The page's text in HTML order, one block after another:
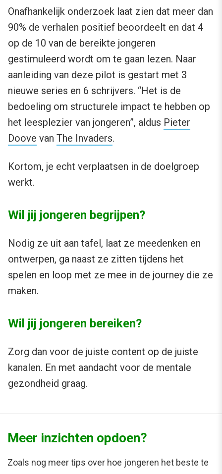
Onafhankelijk onderzoek laat zien dat meer dan
90% de verhalen positief beoordeelt en dat 4
op de 10 van de bereikte jongeren
gestimuleerd wordt om te gaan lezen. Naar
aanleiding van deze pilot is gestart met 3
nieuwe series en 6 schrijvers. “Het is de
bedoeling om structurele impact te hebben op
het leesplezier van jongeren”, aldus Pieter
Doove van The Invaders.
Kortom, je echt verplaatsen in de doelgroep
werkt.
Wil jij jongeren begrijpen?
Nodig ze uit aan tafel, laat ze meedenken en
ontwerpen, ga naast ze zitten tijdens het
spelen en loop met ze mee in de journey die ze
maken.
Wil jij jongeren bereiken?
Zorg dan voor de juiste content op de juiste
kanalen. En met aandacht voor de mentale
gezondheid graag.
Meer inzichten opdoen?
Zoals nog meer tips over hoe jongeren het beste te